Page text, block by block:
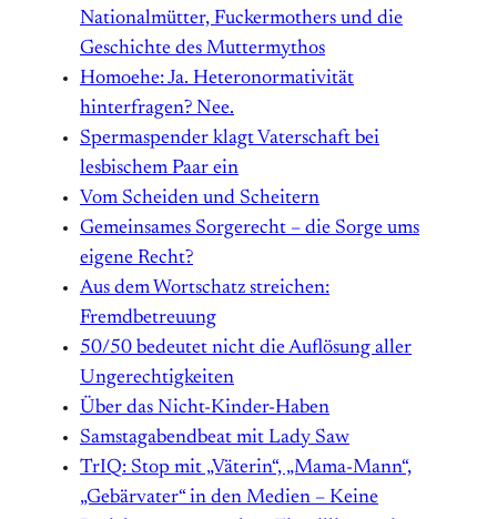
Nationalmütter, Fuckermothers und die
Geschichte des Muttermythos
Homoehe: Ja. Heteronormativität
hinterfragen? Nee.
Spermaspender klagt Vaterschaft bei
lesbischem Paar ein
Vom Scheiden und Scheitern
Gemeinsames Sorgerecht – die Sorge ums
eigene Recht?
Aus dem Wortschatz streichen:
Fremdbetreuung
50/50 bedeutet nicht die Auflösung aller
Ungerechtigkeiten
Über das Nicht-Kinder-Haben
Samstagabendbeat mit Lady Saw
TrIQ: Stop mit „Väterin“, „Mama-Mann“,
„Gebärvater“ in den Medien – Keine